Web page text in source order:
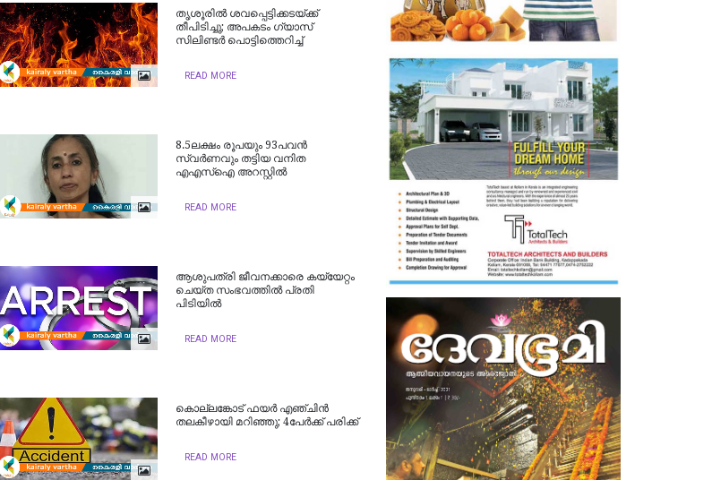
തൃശൂരിൽ ശവപ്പെട്ടിക്കടയ്ക്ക്
തീപിടിച്ചു; അപകടം ഗ്യാസ്
സിലിണ്ടര്‍ പൊട്ടിത്തെറിച്ച്
READ MORE
8.5ലക്ഷം രൂപയും 93പവന്‍
സ്വര്‍ണവും തട്ടിയ വനിത
എഎസ്ഐ അറസ്റ്റില്‍
READ MORE
ആശുപത്രി ജീവനക്കാരെ കയ്യേറ്റം
ചെയ്ത സംഭവത്തില്‍ പ്രതി
പിടിയില്‍
READ MORE
കൊല്ലങ്കോട് ഫയർ എഞ്ചിൻ
തലകീഴായി മറിഞ്ഞു; 4പേർക്ക് പരിക്ക്
READ MORE